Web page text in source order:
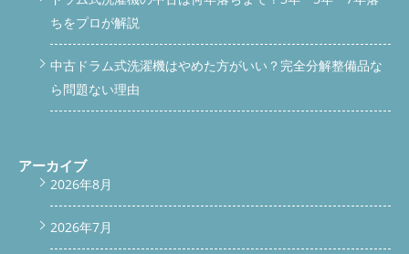
ちをプロが解説
中古ドラム式洗濯機はやめた方がいい？完全分解整備品な
ら問題ない理由
アーカイブ
2026年8月
2026年7月